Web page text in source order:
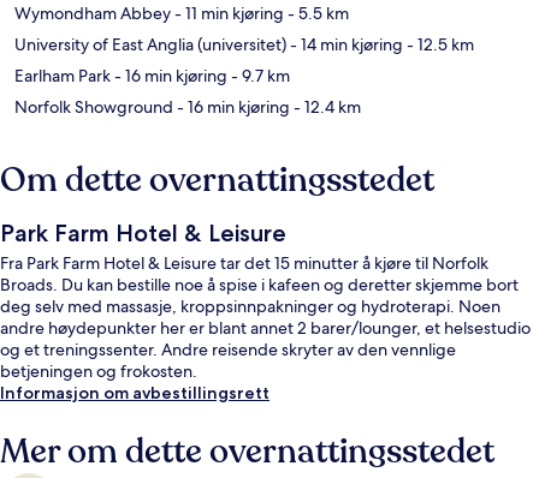
Wymondham Abbey- 11 min kjøring - 5.5 km
University of East Anglia (universitet)- 14 min kjøring - 12.5 km
Earlham Park- 16 min kjøring - 9.7 km
Norfolk Showground - 16 min kjøring - 12.4 km
Om dette overnattingsstedet
Park Farm Hotel & Leisure
Fra Park Farm Hotel & Leisure tar det 15 minutter å kjøre til Norfolk
Broads. Du kan bestille noe å spise i kafeen og deretter skjemme bort
deg selv med massasje, kroppsinnpakninger og hydroterapi. Noen
andre høydepunkter her er blant annet 2 barer/lounger, et helsestudio
og et treningssenter. Andre reisende skryter av den vennlige
betjeningen og frokosten.
Informasjon om avbestillingsrett
Mer om dette overnattingsstedet